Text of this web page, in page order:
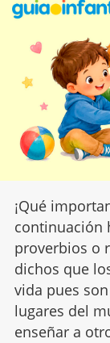
¡Qué
continuación
proverbios o
dichos que
vida pues
lugares del
enseñar a